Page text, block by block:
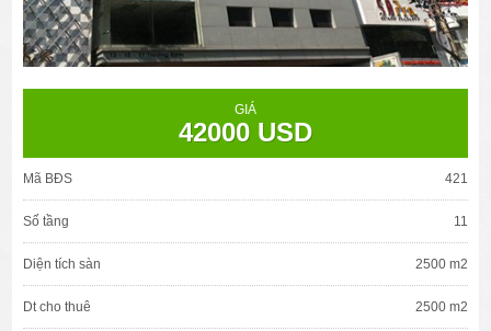
GIÁ
42000 USD
Mã BĐS 421
Số tầng 11
Diện tích sàn 2500 m2
Dt cho thuê 2500 m2